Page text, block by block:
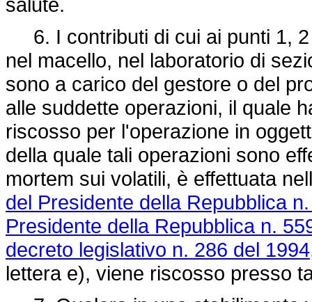
6. I contributi di cui ai punti 1,
nel macello, nel laboratorio di
sono a carico del gestore o del
alle suddette operazioni, il quale
riscosso per l'operazione in
della quale tali operazioni sono
mortem sui volatili, è effettuata
del Presidente della Repubblica
Presidente della Repubblica n.
decreto legislativo n. 286 del 1994
lettera e), viene riscosso presso